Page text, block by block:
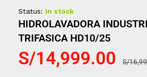
Status: In stock
HIDROLAVADORA
TRIFASICA HD10/25
S/14,999.00 S/